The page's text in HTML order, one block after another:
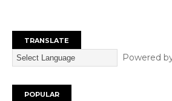
TRANSLATE
Powered
POPULAR